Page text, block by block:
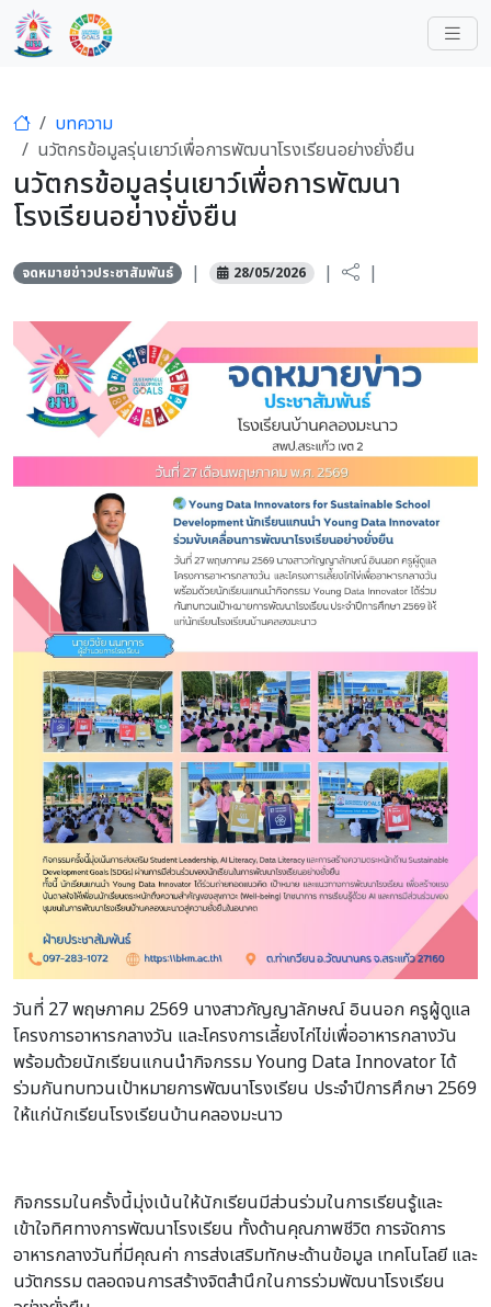
บทความ
นวัตกรข้อมูลรุ่นเยาว์เพื่อการพัฒนาโรงเรียนอย่างยั่งยืน
นวัตกรข้อมูลรุ่นเยาว์เพื่อการพัฒนา
โรงเรียนอย่างยั่งยืน
จดหมายข่าวประชาสัมพันธ์ | 28/05/2026 | |
วันที่ 27 พฤษภาคม 2569 นางสาวกัญญาลักษณ์ อินนอก ครูผู้ดูแล
โครงการอาหารกลางวัน และโครงการเลี้ยงไก่ไข่เพื่ออาหารกลางวัน
พร้อมด้วยนักเรียนแกนนำกิจกรรม Young Data Innovator ได้
ร่วมกันทบทวนเป้าหมายการพัฒนาโรงเรียน ประจำปีการศึกษา 2569
ให้แก่นักเรียนโรงเรียนบ้านคลองมะนาว
กิจกรรมในครั้งนี้มุ่งเน้นให้นักเรียนมีส่วนร่วมในการเรียนรู้และ
เข้าใจทิศทางการพัฒนาโรงเรียน ทั้งด้านคุณภาพชีวิต การจัดการ
อาหารกลางวันที่มีคุณค่า การส่งเสริมทักษะด้านข้อมูล เทคโนโลยี และ
นวัตกรรม ตลอดจนการสร้างจิตสำนึกในการร่วมพัฒนาโรงเรียน